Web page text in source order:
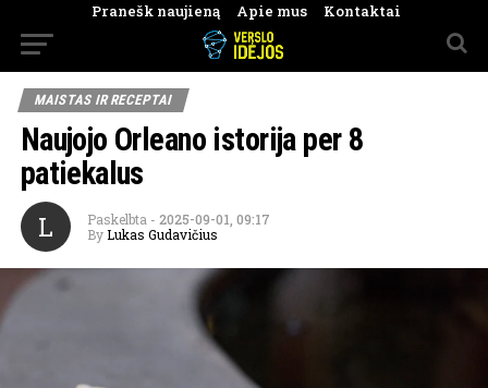
Pranešk naujieną Apie mus Kontaktai
MAISTAS IR RECEPTAI
Naujojo Orleano istorija per 8
patiekalus
L Paskelbta - 2025-09-01, 09:17
By Lukas Gudavičius